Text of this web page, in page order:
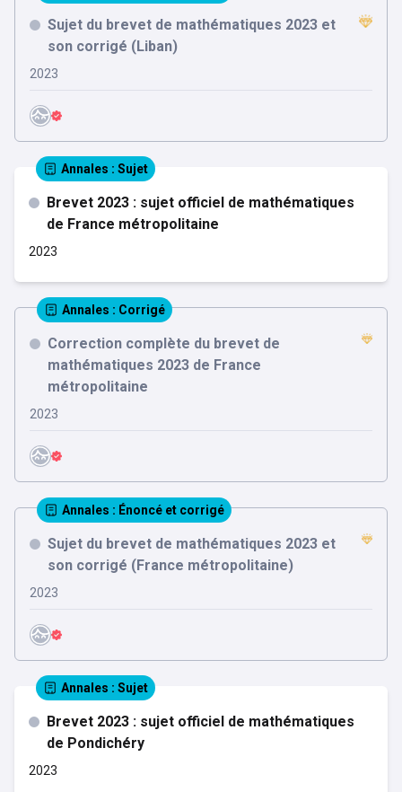
Sujet du brevet de mathématiques 2023 et
son corrigé (Liban)
2023
Annales : Sujet
Brevet 2023 : sujet officiel de mathématiques
de France métropolitaine
2023
Annales : Corrigé
Correction complète du brevet de
mathématiques 2023 de France
métropolitaine
2023
Annales : Énoncé et corrigé
Sujet du brevet de mathématiques 2023 et
son corrigé (France métropolitaine)
2023
Annales : Sujet
Brevet 2023 : sujet officiel de mathématiques
de Pondichéry
2023